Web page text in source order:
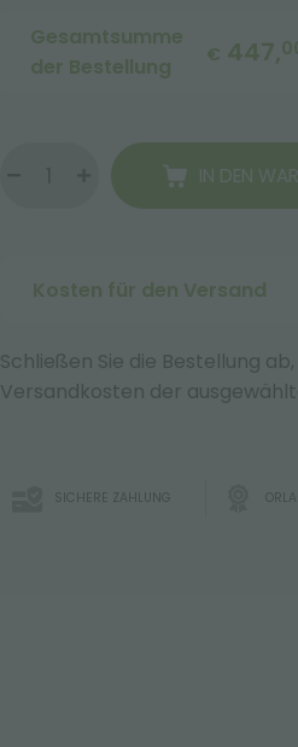
Gesamtsumme
der Bestellung
€ 447,
IN DEN
Kosten für den Versand
Schließen Sie die Bestellung
Versandkosten der
SICHERE ZAHLUNG